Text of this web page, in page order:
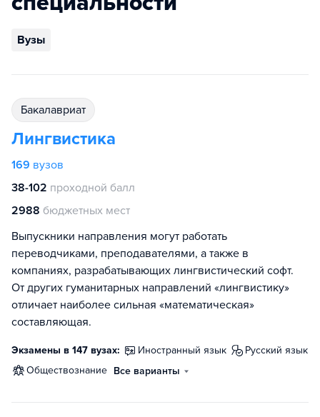
Вузы
бакалавриат
Лингвистика
169 вузов
38-102 проходной балл
2988 бюджетных мест
Выпускники направления могут работать
переводчиками, преподавателями, а также в
компаниях, разрабатывающих лингвистический софт.
От других гуманитарных направлений «лингвистику»
отличает наиболее сильная «математическая»
составляющая.
Экзамены в 147 вузах: иностранный язык
русский язык
обществознание Все варианты